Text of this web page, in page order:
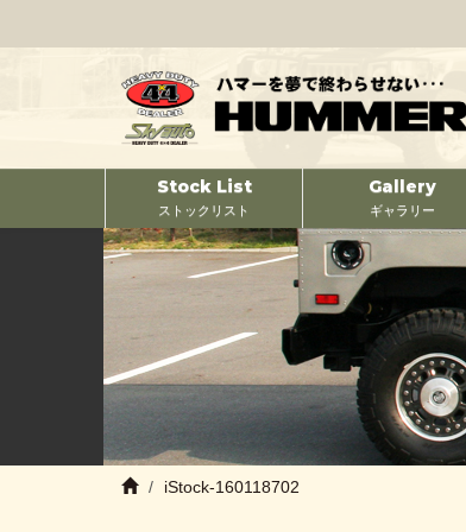
Stock List
ストックリスト
Gallery
ギャラリー
iStock-160118702